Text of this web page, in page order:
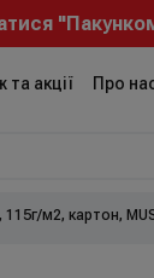
акції Про
м2, картон,